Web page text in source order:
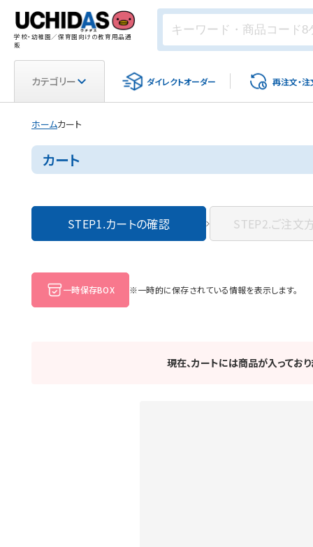
学校・幼稚園／保育園向けの教育用品通
販
カテゴリー ダイレクトオーダー 再注文・注
ホームカート
カート
STEP1.カートの確認 STEP2.ご注文
一時保存BOX ※一時的に保存されている情報を表示します。
現在、カートには商品が入ってお